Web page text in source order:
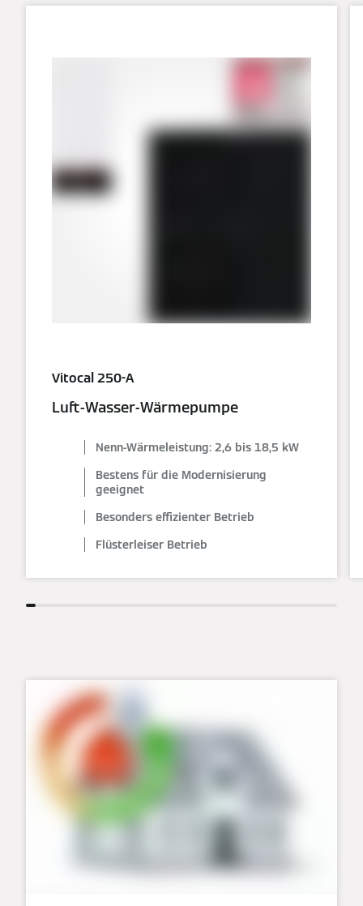
Vitocal 250-A
Luft-Wasser-Wärmepumpe
Nenn-Wärmeleistung: 2,6 bis 18,5 kW
Bestens für die Modernisierung
geeignet
Besonders effizienter Betrieb
Flüsterleiser Betrieb